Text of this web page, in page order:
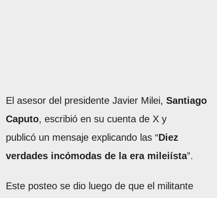
El asesor del presidente Javier Milei, Santiago
Caputo, escribió en su cuenta de X y
publicó un mensaje explicando las “Diez
verdades incómodas de la era mileiísta”.
Este posteo se dio luego de que el militante